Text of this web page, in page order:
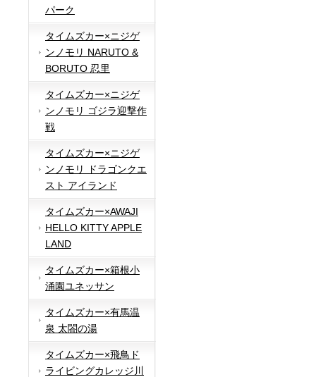
パーク
タイムズカー×ニジゲ
ンノモリ NARUTO &
BORUTO 忍里
タイムズカー×ニジゲ
ンノモリ ゴジラ迎撃作
戦
タイムズカー×ニジゲ
ンノモリ ドラゴンクエ
スト アイランド
タイムズカー×AWAJI
HELLO KITTY APPLE
LAND
タイムズカー×箱根小
涌園ユネッサン
タイムズカー×有馬温
泉 太閤の湯
タイムズカー×飛鳥ド
ライビングカレッジ川